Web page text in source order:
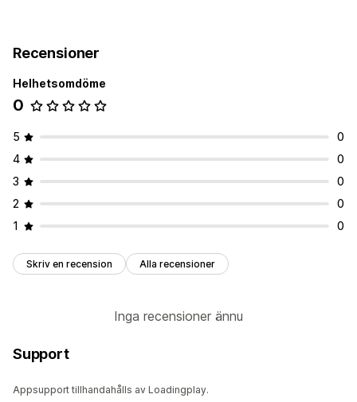
Recensioner
Helhetsomdöme
0
5
0
4
0
3
0
2
0
1
0
Skriv en recension Alla recensioner
Inga recensioner ännu
Support
Appsupport tillhandahålls av Loadingplay.